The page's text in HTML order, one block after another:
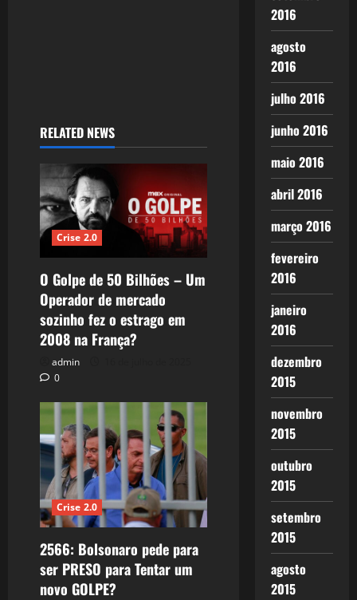
RELATED NEWS
Crise 2.0
O Golpe de 50 Bilhões – Um
Operador de mercado
sozinho fez o estrago em
2008 na França?
admin
0
Crise 2.0
2566: Bolsonaro pede para
ser PRESO para Tentar um
novo GOLPE?
2016
agosto
2016
julho 2016
junho 2016
maio 2016
abril 2016
março 2016
fevereiro
2016
janeiro
2016
dezembro
2015
novembro
2015
outubro
2015
setembro
2015
agosto
2015